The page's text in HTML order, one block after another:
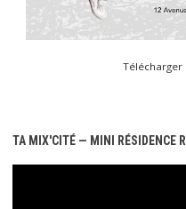
Télécharger
TA MIX'CITÉ — MINI RÉSIDENCE